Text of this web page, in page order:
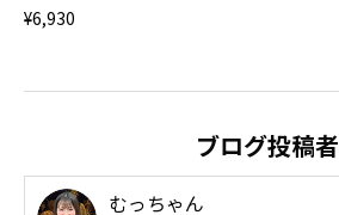
¥6,930
ブログ投稿者
むっちゃん